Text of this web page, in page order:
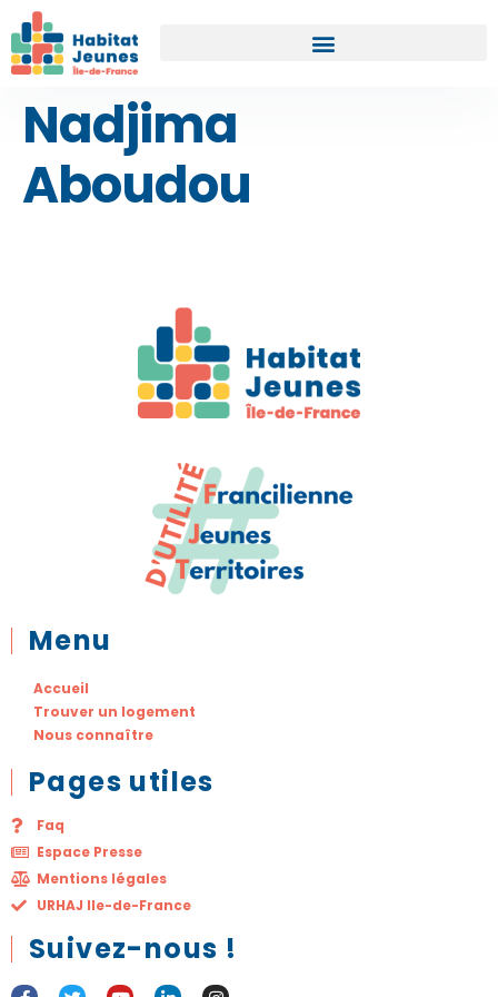
Nadjima
Aboudou
Menu
Accueil
Trouver un logement
Nous connaître
Pages utiles
Faq
Espace Presse
Mentions légales
URHAJ Ile-de-France
Suivez-nous !